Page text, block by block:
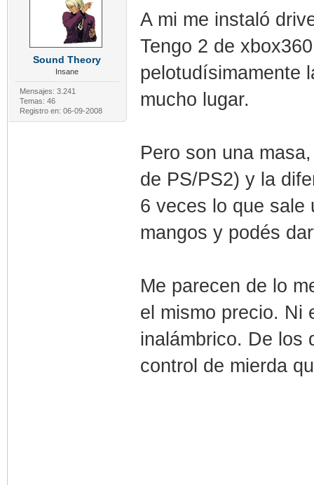
Sound Theory
Insane
Mensajes: 3.241
Temas: 46
Registro en: 06-09-2008
A mi me instaló
Tengo 2 de
pelotudísimamente
mucho lugar.
Pero son una
de PS/PS2) y la
6 veces lo que sale
mangos y podés
Me parecen de lo
el mismo precio. Ni
inalámbrico. De los
control de mierda